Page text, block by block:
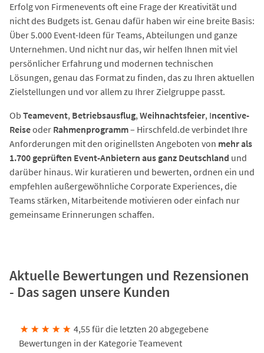
Erfolg von Firmenevents oft eine Frage der Kreativität und
nicht des Budgets ist. Genau dafür haben wir eine breite Basis:
Über 5.000 Event-Ideen für Teams, Abteilungen und ganze
Unternehmen. Und nicht nur das, wir helfen Ihnen mit viel
persönlicher Erfahrung und modernen technischen
Lösungen, genau das Format zu finden, das zu Ihren aktuellen
Zielstellungen und vor allem zu Ihrer Zielgruppe passt.
Ob Teamevent, Betriebsausflug,Weihnachtsfeier, Incentive-
Reiseoder Rahmenprogramm– Hirschfeld.de verbindet Ihre
Anforderungen mit den originellsten Angeboten von mehr als
1.700 geprüften Event-Anbietern aus ganz Deutschland und
darüber hinaus. Wir kuratieren und bewerten, ordnen ein und
empfehlen außergewöhnliche Corporate Experiences, die
Teams stärken, Mitarbeitende motivieren oder einfach nur
gemeinsame Erinnerungen schaffen.
Aktuelle Bewertungen und Rezensionen
- Das sagen unsere Kunden
★ ★ ★ ★ ★ 4,55 für die letzten 20 abgegebene
Bewertungen in der Kategorie Teamevent